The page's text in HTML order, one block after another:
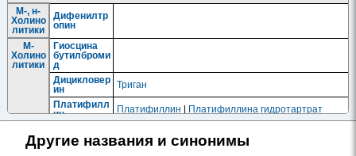
М-, н-
Холино
литики
Дифенилтр
опин
М-
Холино
литики
Гиосцина
бутилброми
д
Дицикловер
ин
Триган
Платифилл
ин
Платифиллин Платифиллина гидротартрат
бромид
Другие названия и синонимы